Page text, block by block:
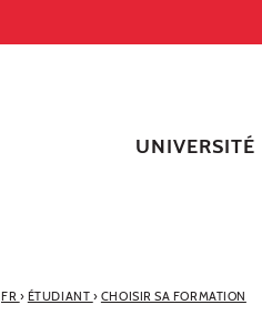
UNIVERSITÉ
FR › ÉTUDIANT › CHOISIR SA FORMATION